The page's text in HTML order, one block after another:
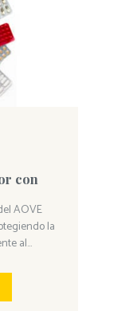
con
AOVE
la
al...